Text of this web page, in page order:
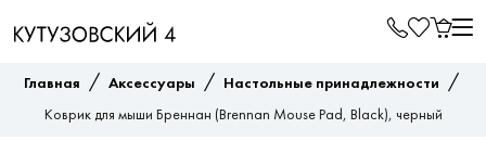
Главная / Аксессуары / Настольные принадлежности /
Коврик для мыши Бреннан (Brennan Mouse Pad, Black), черный